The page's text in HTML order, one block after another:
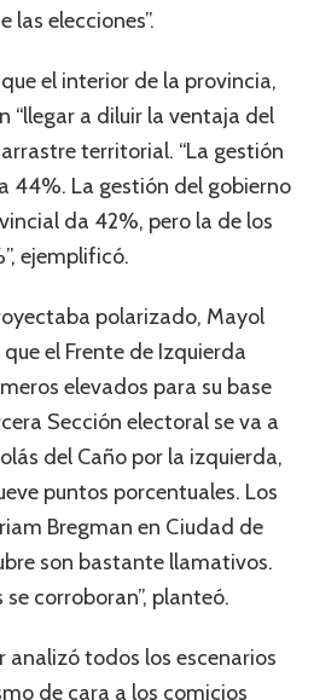
las elecciones”.
el interior de la provincia,
“llegar a diluir la ventaja del
territorial. “La gestión
44%. La gestión del gobierno
da 42%, pero la de los
ejemplificó.
polarizado, Mayol
el Frente de Izquierda
elevados para su base
Sección electoral se va a
del Caño por la izquierda,
puntos porcentuales. Los
Bregman en Ciudad de
son bastante llamativos.
corroboran”, planteó.
analizó todos los escenarios
de cara a los comicios